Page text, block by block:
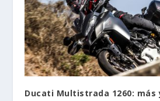
Ducati Multistrada 1260: más